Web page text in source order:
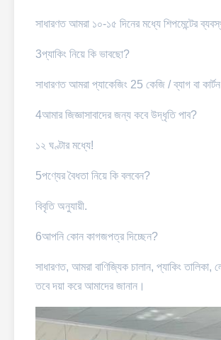
সাধারণত আমরা ১০-১৫ দিনের মধ্যে শিপমেন্টের
3প্যাকিং নিয়ে কি ভাবছো?
সাধারণত আমরা প্যাকেজিং 25 কেজি / ব্যাগ বা কার্টন
4আমার জিজ্ঞাসাবাদের জন্য কবে উদ্ধৃতি পাব?
১২ ঘণ্টার মধ্যে!
5পণ্যের বৈধতা নিয়ে কি বলবেন?
বিবৃতি অনুযায়ী.
6আপনি কোন কাগজপত্র দিচ্ছেন?
সাধারণত, আমরা বাণিজ্যিক চালান, প্যাকিং
তবে দয়া করে আমাদের জানান।